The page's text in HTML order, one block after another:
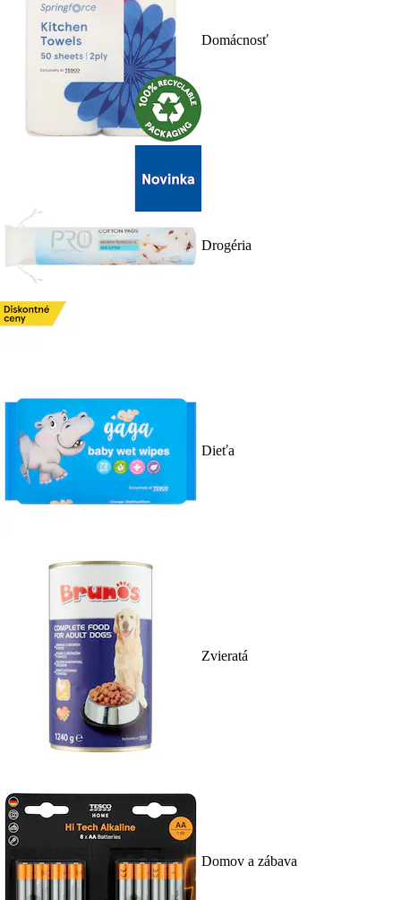
Domácnosť
Drogéria
Dieťa
Zvieratá
Domov a zábava